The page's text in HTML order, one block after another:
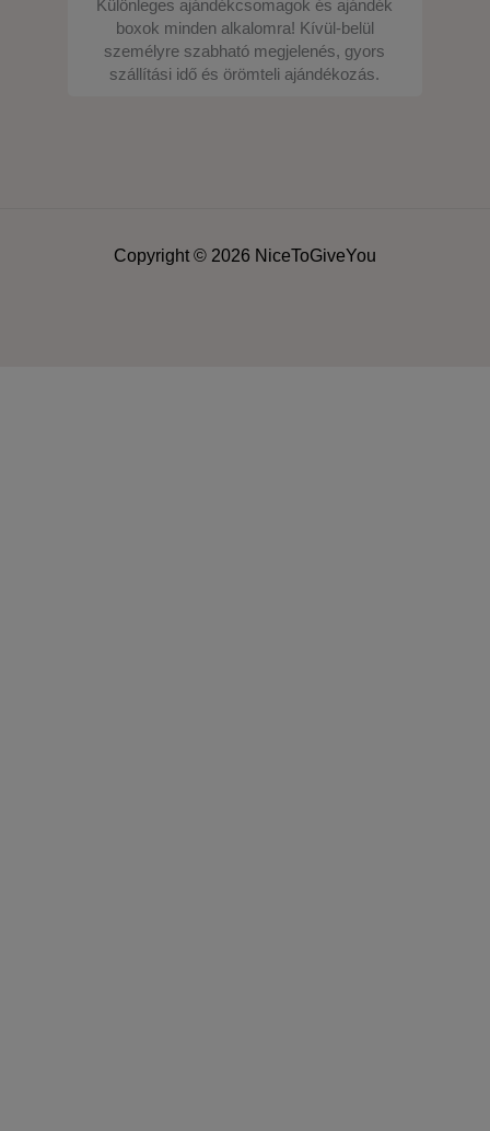
Különleges ajándékcsomagok és ajándék
boxok minden alkalomra! Kívül-belül
személyre szabható megjelenés, gyors
szállítási idő és örömteli ajándékozás.
Copyright © 2026 NiceToGiveYou